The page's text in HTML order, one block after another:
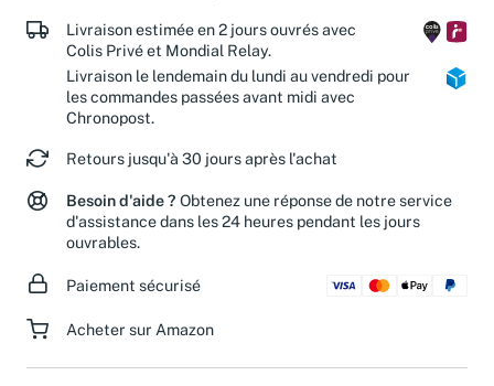
Livraison estimée en 2 jours ouvrés avec
Colis Privé et Mondial Relay.
Livraison le lendemain du lundi au vendredi pour
les commandes passées avant midi avec
Chronopost.
Retours jusqu'à 30 jours après l'achat
Besoin d'aide ? Obtenez une réponse de notre service
d'assistance dans les 24 heures pendant les jours
ouvrables.
Paiement sécurisé
Acheter sur Amazon